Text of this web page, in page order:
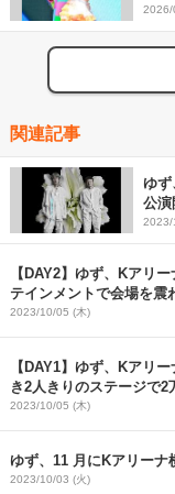
を盛
2026/
関連記事
ゆず
公
イン
2023/
【DAY2】ゆず、Kアリ
テインメントで会場を震
2023/10/05 (木)
【DAY1】ゆず、Kアリ
き2人きりのステージで2
2023/10/05 (木)
ゆず、11 月にKアリーナ
2023/10/03 (火)